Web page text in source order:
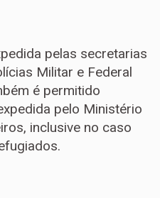
pelas secretarias
Militar e Federal
é permitido
pelo Ministério
inclusive no caso